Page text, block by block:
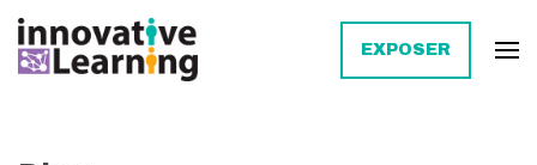
EXPOSER